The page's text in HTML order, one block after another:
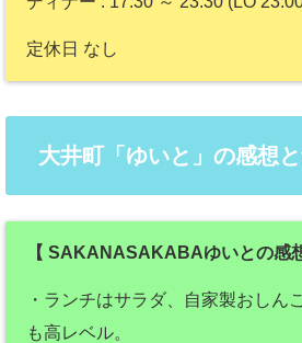
定休日 なし
大井町「ゆいと」の感想
【 SAKANASAKABAゆいとの感想
・ランチはサラダ、自家製おしん
も高レベル。